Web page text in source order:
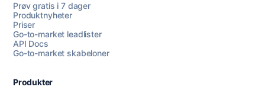
Prøv gratis i 7 dager
Produktnyheter
Priser
Go-to-market leadlister
API Docs
Go-to-market skabeloner
Produkter